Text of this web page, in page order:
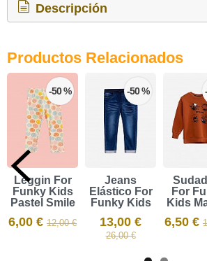
Descripción
Productos Relacionados
-50 %
Leggin For
Funky Kids
Pastel Smile
6,00 € 12,00 €
-50 %
Jeans
Elástico For
Funky Kids
13,00 €
26,00 €
For
Kids
6,50 €